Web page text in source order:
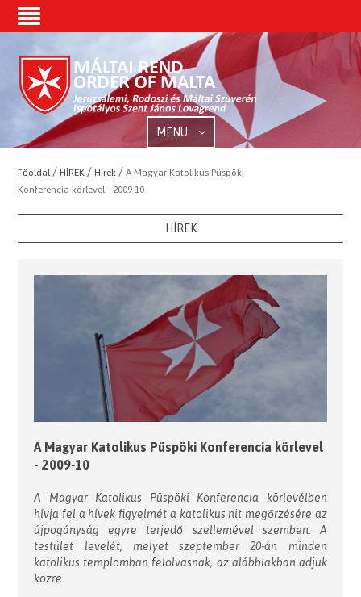
MENU
Főoldal /HÍREK /Hírek /A Magyar Katolikus Püspöki
Konferencia körlevel - 2009-10
HÍREK
A Magyar Katolikus Püspöki Konferencia körlevel
- 2009-10
A Magyar Katolikus Püspöki Konferencia körlevélben
hívja fel a hívek figyelmét a katolikus hit megőrzésére az
újpogányság egyre terjedő szellemével szemben. A
testület levelét, melyet szeptember 20-án minden
katolikus templomban felolvasnak, az alábbiakban adjuk
közre.